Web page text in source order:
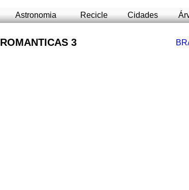
Astronomia Recicle Cidades
ROMANTICAS 3